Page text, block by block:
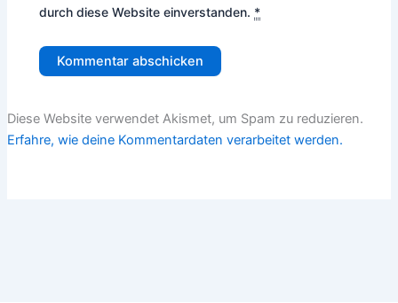
durch diese Website einverstanden. *
Diese Website verwendet Akismet, um Spam zu reduzieren.
Erfahre, wie deine Kommentardaten verarbeitet werden.